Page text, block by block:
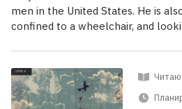
men in the United States. He is
confined to a wheelchair, and
Читаю